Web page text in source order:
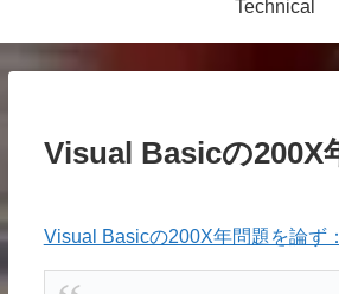
Technical
Visual Basicの200X
Visual Basicの200X年問題を論ず